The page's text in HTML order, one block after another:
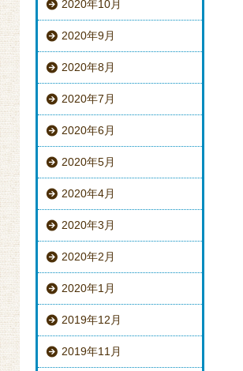
2020年10月
2020年9月
2020年8月
2020年7月
2020年6月
2020年5月
2020年4月
2020年3月
2020年2月
2020年1月
2019年12月
2019年11月